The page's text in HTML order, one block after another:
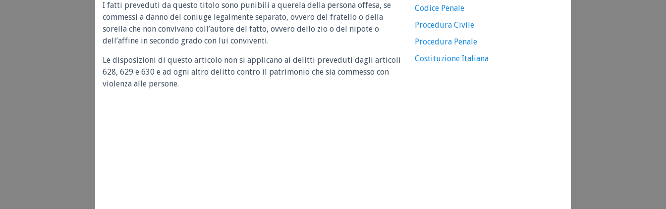
I fatti preveduti da questo titolo sono punibili a querela della persona offesa, se
commessi a danno del coniuge legalmente separato, ovvero del fratello o della
sorella che non convivano coll’autore del fatto, ovvero dello zio o del nipote o
dell’affine in secondo grado con lui conviventi.
Le disposizioni di questo articolo non si applicano ai delitti preveduti dagli articoli
628, 629 e 630 e ad ogni altro delitto contro il patrimonio che sia commesso con
violenza alle persone.
Codice Penale
Procedura Civile
Procedura Penale
Costituzione Italiana